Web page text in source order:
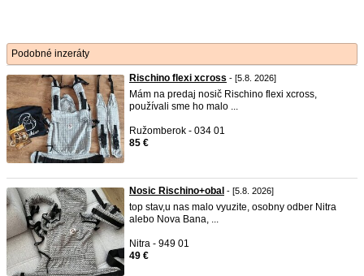
Podobné inzeráty
Rischino flexi xcross - [5.8. 2026]
Mám na predaj nosič Rischino flexi xcross,
používali sme ho malo ...
Ružomberok - 034 01
85 €
Nosic Rischino+obal - [5.8. 2026]
top stav,u nas malo vyuzite, osobny odber Nitra
alebo Nova Bana, ...
Nitra - 949 01
49 €